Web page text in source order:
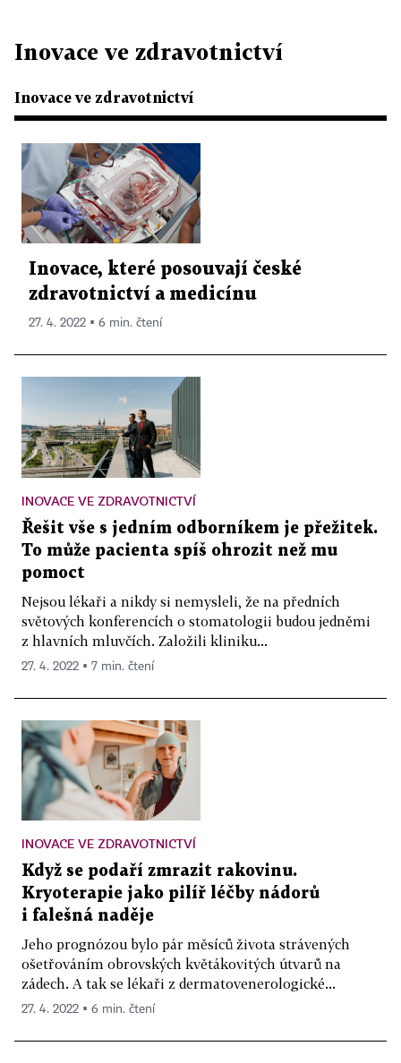
Inovace ve zdravotnictví
Inovace ve zdravotnictví
Inovace, které posouvají české
zdravotnictví a medicínu
27. 4. 2022 ▪ 6 min. čtení
INOVACE VE ZDRAVOTNICTVÍ
Řešit vše s jedním odborníkem je přežitek.
To může pacienta spíš ohrozit než mu
pomoct
Nejsou lékaři a nikdy si nemysleli, že na předních
světových konferencích o stomatologii budou jedněmi
z hlavních mluvčích. Založili kliniku...
27. 4. 2022 ▪ 7 min. čtení
INOVACE VE ZDRAVOTNICTVÍ
Když se podaří zmrazit rakovinu.
Kryoterapie jako pilíř léčby nádorů
i falešná naděje
Jeho prognózou bylo pár měsíců života strávených
ošetřováním obrovských květákovitých útvarů na
zádech. A tak se lékaři z dermatovenerologické...
27. 4. 2022 ▪ 6 min. čtení